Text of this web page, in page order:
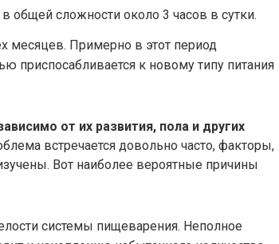
сложности около 3 часов в сутки.
месяцев. Примерно в этот период
приспосабливается к новому типу питания
от их развития, пола и других
встречается довольно часто, факторы,
Вот наиболее вероятные причины
системы пищеварения. Неполное